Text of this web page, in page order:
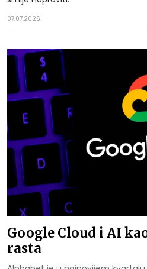
07.07.2026.
Google Cloud i AI
rasta